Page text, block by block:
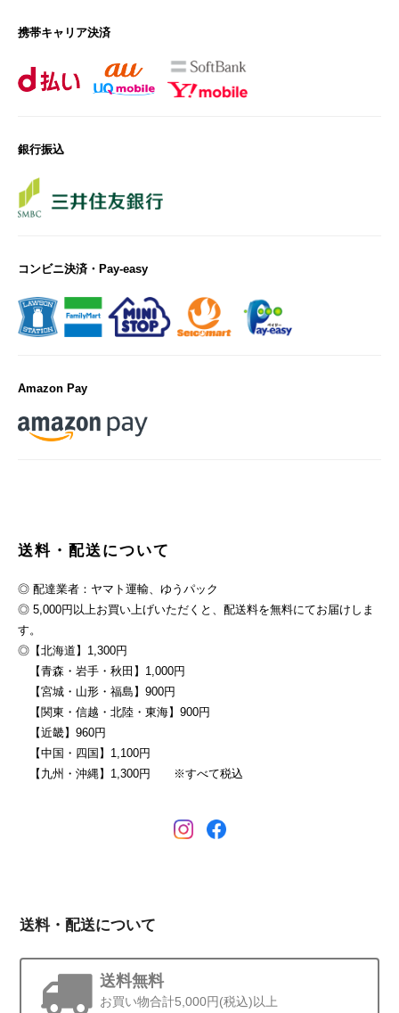
携帯キャリア決済
銀行振込
コンビニ決済・Pay-easy
Amazon Pay
送料・配送について
◎ 配達業者：ヤマト運輸、ゆうパック
◎ 5,000円以上お買い上げいただくと、配送料を無料にてお届けしま
す。
◎【北海道】1,300円
【青森・岩手・秋田】1,000円
【宮城・山形・福島】900円
【関東・信越・北陸・東海】900円
【近畿】960円
【中国・四国】1,100円
【九州・沖縄】1,300円 ※すべて税込
送料・配送について
送料無料
お買い物合計5,000円(税込)以上